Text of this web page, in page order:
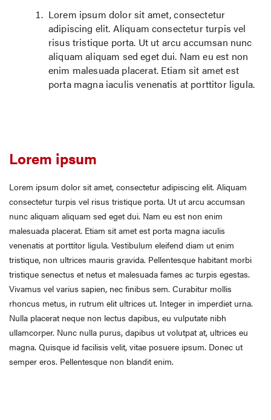
Lorem ipsum dolor sit amet, consectetur
adipiscing elit. Aliquam consectetur turpis vel
risus tristique porta. Ut ut arcu accumsan nunc
aliquam aliquam sed eget dui. Nam eu est non
enim malesuada placerat. Etiam sit amet est
porta magna iaculis venenatis at porttitor ligula.
Lorem ipsum
Lorem ipsum dolor sit amet, consectetur adipiscing elit. Aliquam
consectetur turpis vel risus tristique porta. Ut ut arcu accumsan
nunc aliquam aliquam sed eget dui. Nam eu est non enim
malesuada placerat. Etiam sit amet est porta magna iaculis
venenatis at porttitor ligula. Vestibulum eleifend diam ut enim
tristique, non ultrices mauris gravida. Pellentesque habitant morbi
tristique senectus et netus et malesuada fames ac turpis egestas.
Vivamus vel varius sapien, nec finibus sem. Curabitur mollis
rhoncus metus, in rutrum elit ultrices ut. Integer in imperdiet urna.
Nulla placerat neque non lectus dapibus, eu vulputate nibh
ullamcorper. Nunc nulla purus, dapibus ut volutpat at, ultrices eu
magna. Quisque id facilisis velit, vitae posuere ipsum. Donec ut
semper eros. Pellentesque non blandit enim.